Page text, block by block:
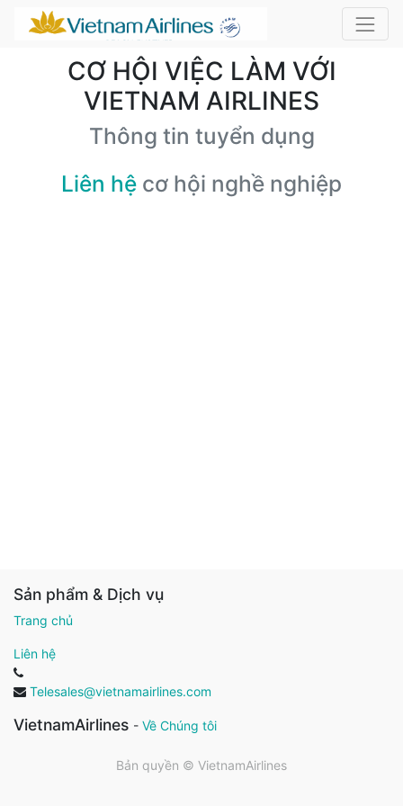
CƠ HỘI VIỆC LÀM VỚI
VIETNAM AIRLINES
Thông tin tuyển dụng
Liên hệ cơ hội nghề nghiệp
Sản phẩm & Dịch vụ
Trang chủ
Liên hệ
Telesales@vietnamairlines.com
VietnamAirlines - Về Chúng tôi
Bản quyền © VietnamAirlines